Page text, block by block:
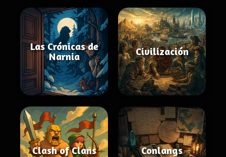
Las Crónicas de
Narnia
Civilización
Clash of Clans Conlangs